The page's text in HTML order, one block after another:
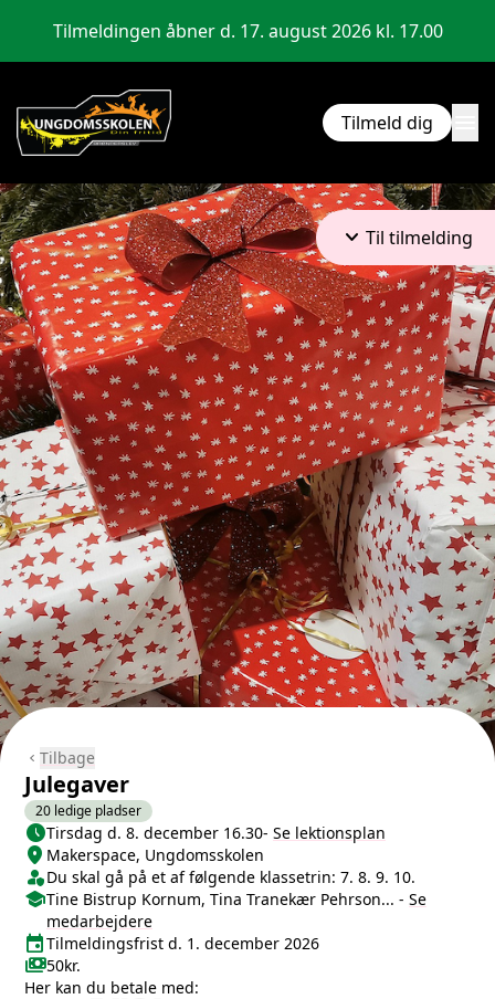
Tilmeldingen åbner d. 17. august 2026 kl. 17.00
Tilmeld dig
keyboard_arrow_down Til tilmelding
chevron_left Tilbage
Julegaver
20 ledige pladser
Næste lektion
scheduleTirsdag d. 8. december 16.30- Se lektionsplan
Sted/Adresse
location_on Makerspace, Ungdomsskolen
Klasse/Aldersbegrænsning
person_shieldDu skal gå på et af følgende klassetrin: 7. 8. 9. 10.
Medarbejdere
schoolTine Bistrup Kornum, Tina Tranekær Pehrson... - Se
medarbejdere
Tilmeldingsfrist
eventTilmeldingsfrist d. 1. december 2026
Pris
payments50kr.
Her kan du betale med: